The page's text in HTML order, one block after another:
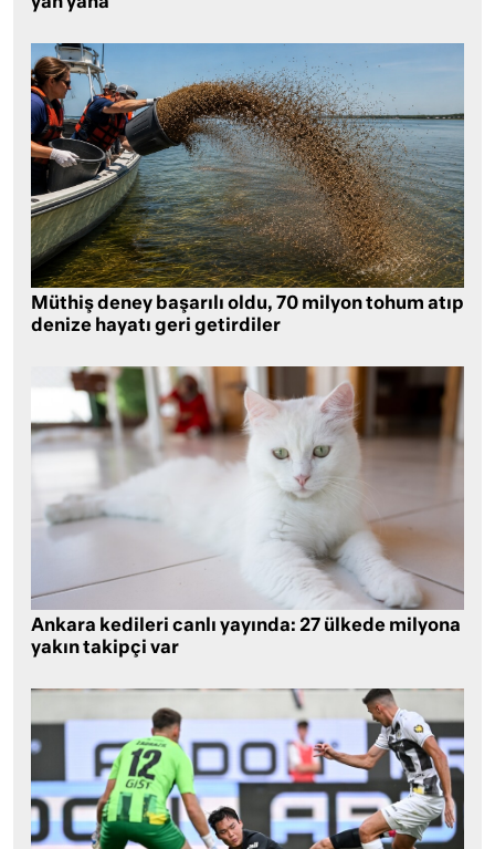
yan yana
Müthiş deney başarılı oldu, 70 milyon tohum atıp
denize hayatı geri getirdiler
Ankara kedileri canlı yayında: 27 ülkede milyona
yakın takipçi var